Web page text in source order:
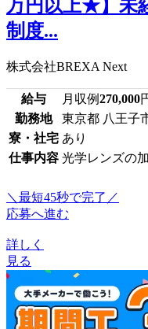
万円以上★】未
制度...
株式会社BREXA Next
給与 月収例270,000
勤務地
東京都 八王子
寮・社宅 あり
仕事内容 光学レンズの
＼最短45秒で完了／
応募へ進む
詳しく
見る